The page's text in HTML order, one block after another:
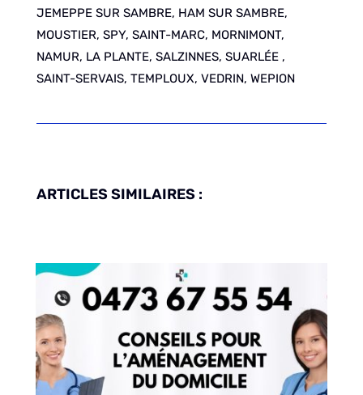
JEMEPPE SUR SAMBRE, HAM SUR SAMBRE,
MOUSTIER, SPY, SAINT-MARC, MORNIMONT,
NAMUR, LA PLANTE, SALZINNES, SUARLÉE ,
SAINT-SERVAIS, TEMPLOUX, VEDRIN, WEPION
ARTICLES SIMILAIRES :